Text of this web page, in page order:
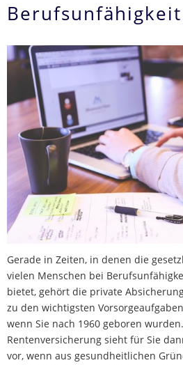
Berufsunfähigkeit
Gerade in Zeiten, in denen die
vielen Menschen bei
bietet, gehört die private
zu den wichtigsten
wenn Sie nach 1960 geboren
Rentenversicherung sieht für Sie
vor, wenn aus gesundheitlichen